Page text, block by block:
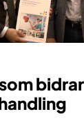
e
r
e
d
e
d